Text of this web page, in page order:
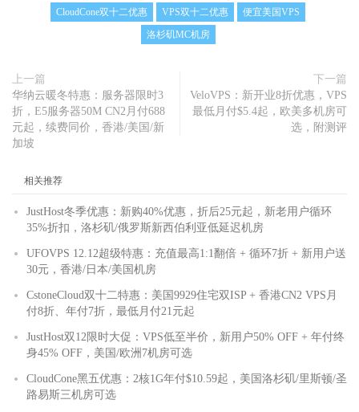
CloudCone双十二优惠
VPS双十二优惠
便宜美国VPS
洛杉矶MC机房
上一篇
华纳云暖冬特惠：服务器限时3
折，E5服务器50M CN2月付688
元起，续费同价，香港/美国/新
加坡
下一篇
VeloVPS：新开业8折优惠，VPS
最低月付$5.4起，欧美多机房可
选，附测评
相关推荐
JustHost冬季优惠：新购40%优惠，折后25元起，新老用户循环
35%折扣，洛杉矶/俄罗斯新西伯利亚低延迟机房
UFOVPS 12.12超级特惠：充值最高1:1翻倍 + 循环7折 + 新用户送
30元，香港/日本/美国机房
CstoneCloud双十二特惠：美国9929住宅双ISP + 香港CN2 VPS月
付8折、年付7折，最低月付21元起
JustHost双12限时大促：VPS低至半价，新用户50% OFF + 年付终
身45% OFF，美国/欧洲7机房可选
CloudCone黑五优惠：2核1G年付$10.59起，美国洛杉矶/里斯顿/圣
路易斯三机房可选